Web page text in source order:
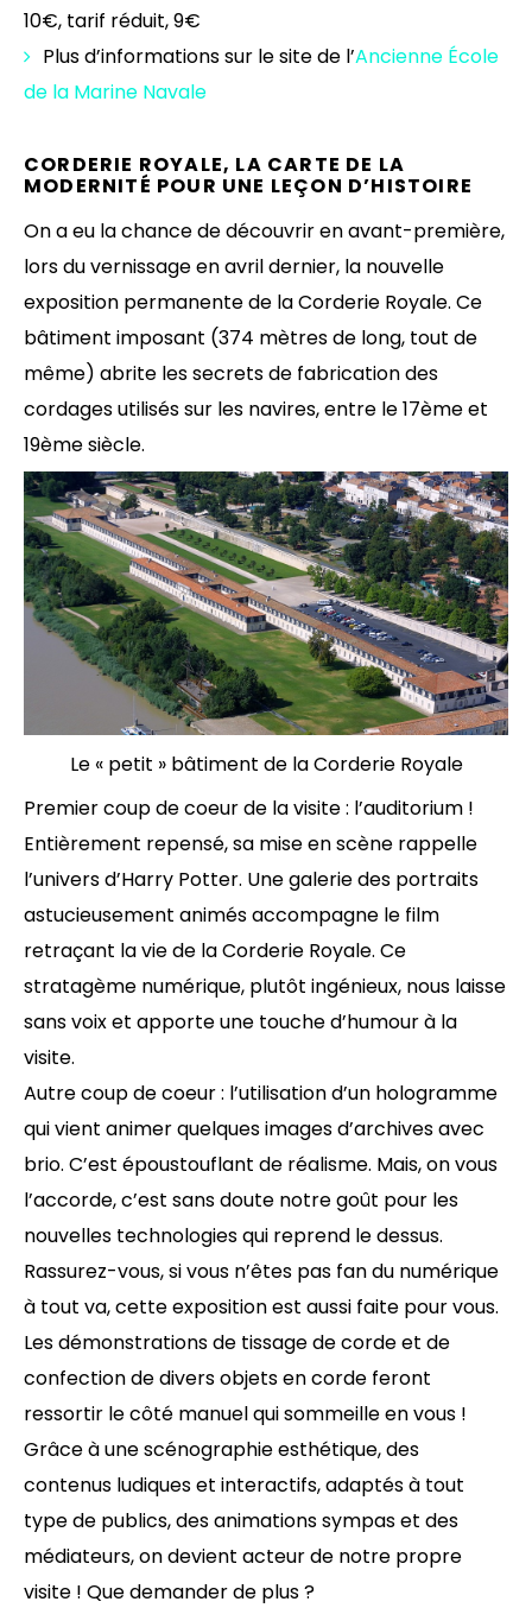
10€, tarif réduit, 9€
Plus d’informations sur le site de l’Ancienne École
de la Marine Navale
CORDERIE ROYALE, LA CARTE DE LA
MODERNITÉ POUR UNE LEÇON D’HISTOIRE
On a eu la chance de découvrir en avant-première,
lors du vernissage en avril dernier, la nouvelle
exposition permanente de la Corderie Royale. Ce
bâtiment imposant (374 mètres de long, tout de
même) abrite les secrets de fabrication des
cordages utilisés sur les navires, entre le 17ème et
19ème siècle.
Le « petit » bâtiment de la Corderie Royale
Premier coup de coeur de la visite : l’auditorium !
Entièrement repensé, sa mise en scène rappelle
l’univers d’Harry Potter. Une galerie des portraits
astucieusement animés accompagne le film
retraçant la vie de la Corderie Royale. Ce
stratagème numérique, plutôt ingénieux, nous laisse
sans voix et apporte une touche d’humour à la
visite.
Autre coup de coeur : l’utilisation d’un hologramme
qui vient animer quelques images d’archives avec
brio. C’est époustouflant de réalisme. Mais, on vous
l’accorde, c’est sans doute notre goût pour les
nouvelles technologies qui reprend le dessus.
Rassurez-vous, si vous n’êtes pas fan du numérique
à tout va, cette exposition est aussi faite pour vous.
Les démonstrations de tissage de corde et de
confection de divers objets en corde feront
ressortir le côté manuel qui sommeille en vous !
Grâce à une scénographie esthétique, des
contenus ludiques et interactifs, adaptés à tout
type de publics, des animations sympas et des
médiateurs, on devient acteur de notre propre
visite ! Que demander de plus ?